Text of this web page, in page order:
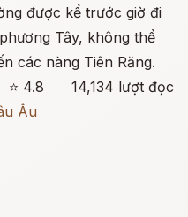
được kể trước giờ đi
Tây, không thể
các nàng Tiên Răng.
⭐ 4.8
14,134 lượt đọc
Âu